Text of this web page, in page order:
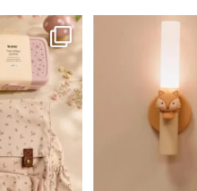
לילה מרגיעה, וגם